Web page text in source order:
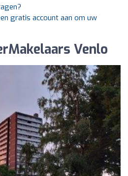
gratis account aan om uw
Venlo